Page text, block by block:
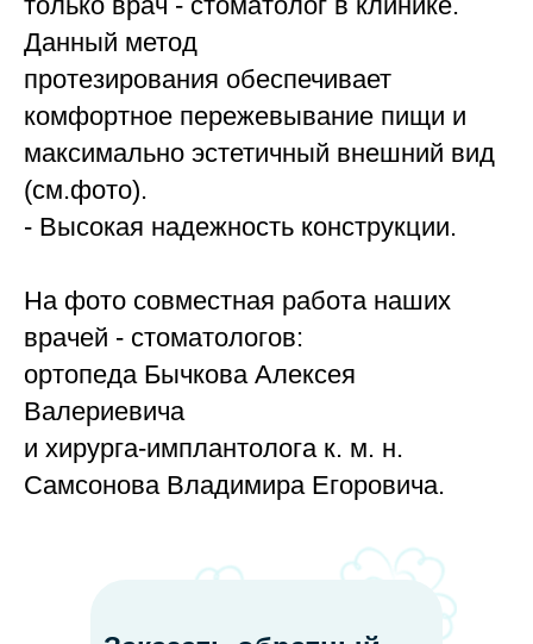
Данный метод
протезирования обеспечивает
комфортное пережевывание пищи и
максимально эстетичный внешний вид
(см.фото).
- Высокая надежность конструкции.
На фото совместная работа наших
врачей - стоматологов:
ортопеда Бычкова Алексея
Валериевича
и хирурга-имплантолога к. м. н.
Самсонова Владимира Егоровича.